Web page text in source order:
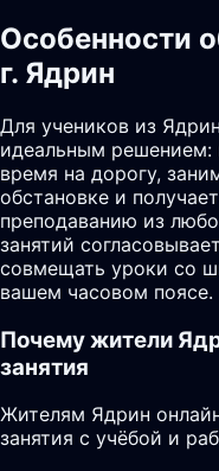
Особенности
г. Ядрин
Для учеников из
идеальным решением:
время на дорогу,
обстановке и
преподаванию из
занятий
совмещать уроки со
вашем часовом поясе.
Почему жители
занятия
Жителям Ядрин
занятия с учёбой и